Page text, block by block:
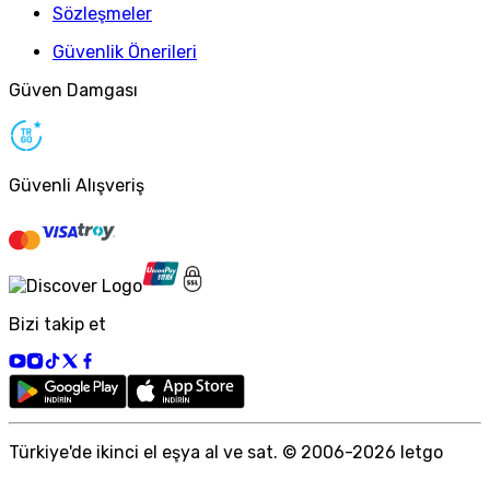
Sözleşmeler
Güvenlik Önerileri
Güven Damgası
Güvenli Alışveriş
Bizi takip et
Türkiye'de ikinci el eşya al ve sat. © 2006-2026 letgo